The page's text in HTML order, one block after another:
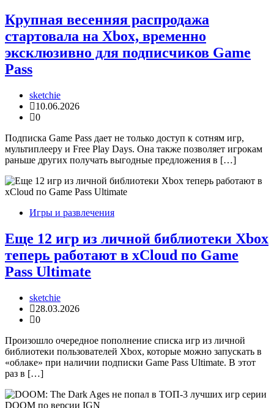
Крупная весенняя распродажа
стартовала на Xbox, временно
эксклюзивно для подписчиков Game
Pass
sketchie
10.06.2026
0
Подписка Game Pass дает не только доступ к сотням игр,
мультиплееру и Free Play Days. Она также позволяет игрокам
раньше других получать выгодные предложения в […]
Игры и развлечения
Еще 12 игр из личной библиотеки Xbox
теперь работают в xCloud по Game
Pass Ultimate
sketchie
28.03.2026
0
Произошло очередное пополнение списка игр из личной
библиотеки пользователей Xbox, которые можно запускать в
«облаке» при наличии подписки Game Pass Ultimate. В этот
раз в […]